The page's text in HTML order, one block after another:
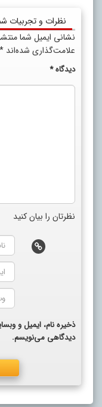
نظرات و تجربیات
نشانی ایمیل شما
علامت‌گذاری شده‌اند *
دیدگاه*
نظرتان را بیان کنید
ذخیره نام، ایمیل و
دیدگاهی می‌نویسم.